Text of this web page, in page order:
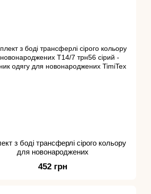
з боді трансферлі сірого кольору
для новонароджених
452 грн